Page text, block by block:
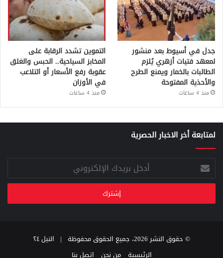
جدل في أسيوط بعد منشور
لمعهد فتيات أزهري يُلزم
الطالبات بالخمار ويمنع الطرح
والأحذية المفتوحة
منذ 4 ساعات
التموين تشدد الرقابة على
المخابز السياحية.. الحبس والغلق
عقوبة رفع الأسعار أو التلاعب
في الأوزان
منذ 4 ساعات
لمتابعة أخر الاخبار الحصرية
أدخل
بريدك
الإلكتروني
© حقوق النشر 2026، جميع الحقوق محفوظة |
النيل ٢٤
الرئيسية
من نحن اتصل بنا